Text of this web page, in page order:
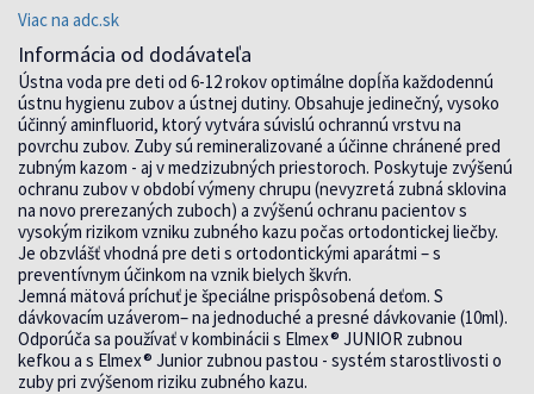
Viac na adc.sk
Informácia od dodávateľa
Ústna voda pre deti od 6-12 rokov optimálne dopĺňa každodennú
ústnu hygienu zubov a ústnej dutiny. Obsahuje jedinečný, vysoko
účinný aminfluorid, ktorý vytvára súvislú ochrannú vrstvu na
povrchu zubov. Zuby sú remineralizované a účinne chránené pred
zubným kazom - aj v medzizubných priestoroch. Poskytuje zvýšenú
ochranu zubov v období výmeny chrupu (nevyzretá zubná sklovina
na novo prerezaných zuboch) a zvýšenú ochranu pacientov s
vysokým rizikom vzniku zubného kazu počas ortodontickej liečby.
Je obzvlášť vhodná pre deti s ortodontickými aparátmi – s
preventívnym účinkom na vznik bielych škvŕn.
Jemná mätová príchuť je špeciálne prispôsobená deťom. S
dávkovacím uzáverom– na jednoduché a presné dávkovanie (10ml).
Odporúča sa používať v kombinácii s Elmex® JUNIOR zubnou
kefkou a s Elmex® Junior zubnou pastou - systém starostlivosti o
zuby pri zvýšenom riziku zubného kazu.